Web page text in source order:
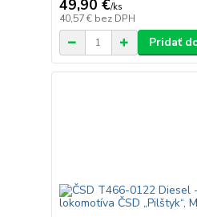
49,90 €/ks
40,57 € bez DPH
Pridať